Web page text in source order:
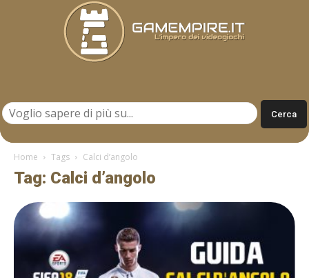
Home Tags Calci d’angolo
Tag: Calci d’angolo